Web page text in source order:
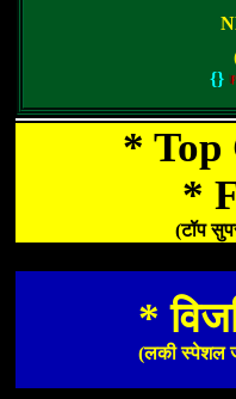
{}
* Top
*
(टॉप
*
(लकी स्पेशल